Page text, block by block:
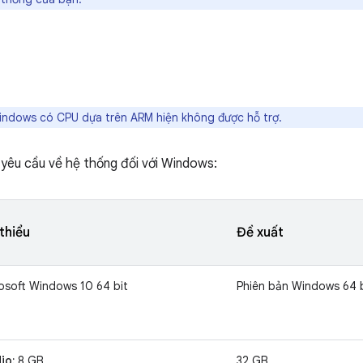
có CPU dựa trên ARM hiện không được hỗ trợ.
cầu về hệ thống đối với Windows:
Đề xuất
Windows 10 64 bit Phiên bản Windows 64